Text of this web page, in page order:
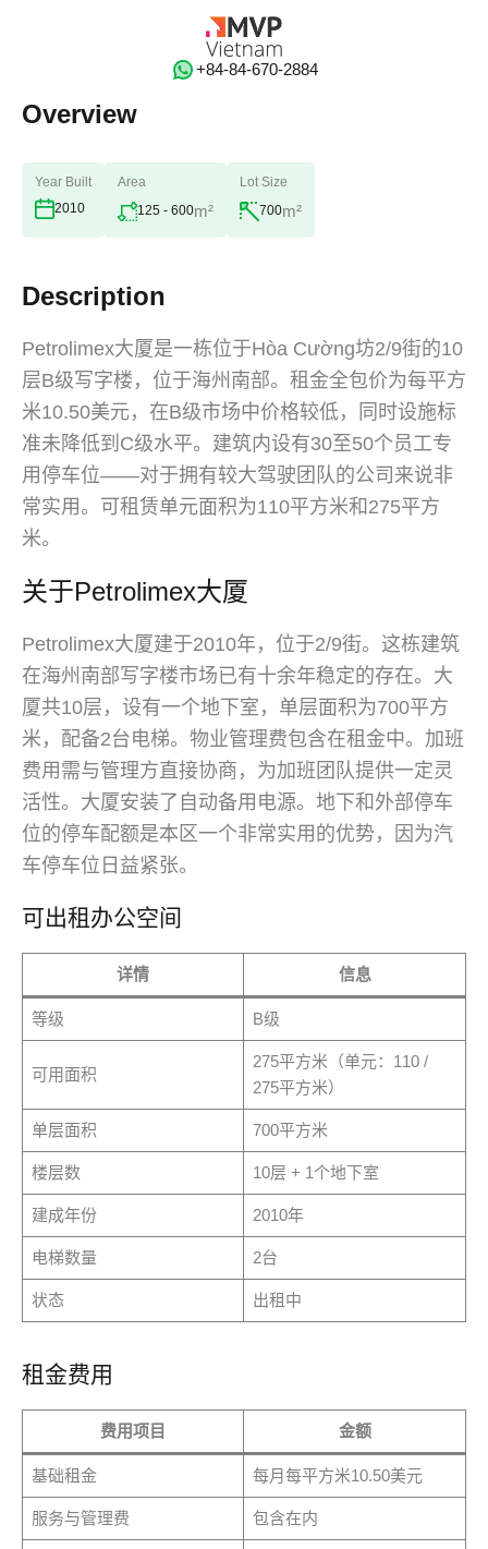
‭+84-84-670-2884‬
Overview
Year Built
2010
Area
125 - 600m²
Lot Size
700m²
Description
Petrolimex大厦是一栋位于Hòa Cường坊2/9街的10
层B级写字楼，位于海州南部。租金全包价为每平方
米10.50美元，在B级市场中价格较低，同时设施标
准未降低到C级水平。建筑内设有30至50个员工专
用停车位——对于拥有较大驾驶团队的公司来说非
常实用。可租赁单元面积为110平方米和275平方
米。
关于Petrolimex大厦
Petrolimex大厦建于2010年，位于2/9街。这栋建筑
在海州南部写字楼市场已有十余年稳定的存在。大
厦共10层，设有一个地下室，单层面积为700平方
米，配备2台电梯。物业管理费包含在租金中。加班
费用需与管理方直接协商，为加班团队提供一定灵
活性。大厦安装了自动备用电源。地下和外部停车
位的停车配额是本区一个非常实用的优势，因为汽
车停车位日益紧张。
可出租办公空间
详情 信息
等级 B级
可用面积
275平方米（单元：110 /
275平方米）
单层面积 700平方米
楼层数 10层 + 1个地下室
建成年份 2010年
电梯数量 2台
状态 出租中
租金费用
费用项目 金额
基础租金 每月每平方米10.50美元
服务与管理费 包含在内